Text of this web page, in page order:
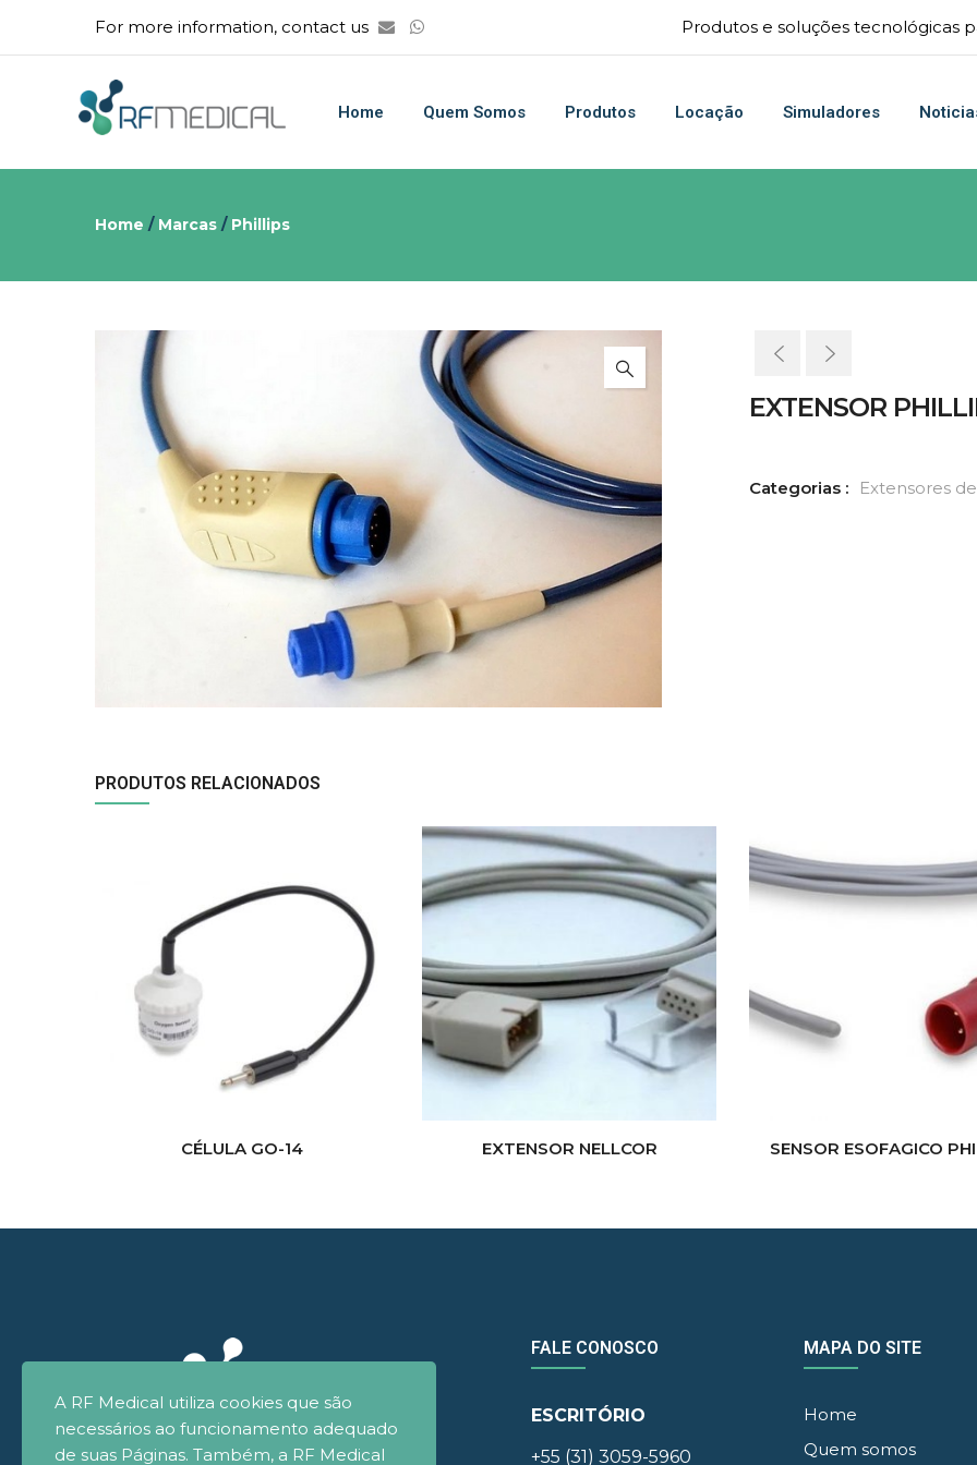
For more information, contact us Produtos e soluções tecnológicas
Home Quem Somos Produtos Locação Simuladores
Home / Marcas / Phillips
EXTENSOR
Categorias : Extensores
PRODUTOS RELACIONADOS
CÉLULA GO-14 EXTENSOR NELLCOR SENSOR ESOFAGICO
FALE CONOSCO
ESCRITÓRIO
+55 (31) 3059-5960
MAPA DO SITE
Home
Quem somos
A RF Medical utiliza cookies que são
necessários ao funcionamento adequado
de suas Páginas. Também, a RF Medical